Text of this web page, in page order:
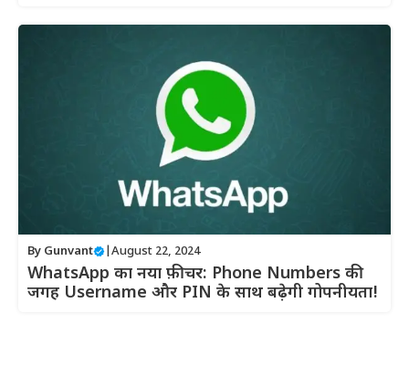
By Gunvant August 22, 2024
WhatsApp का नया फ़ीचर: Phone Numbers की
जगह Username और PIN के साथ बढ़ेगी गोपनीयता!